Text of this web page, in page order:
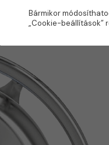
Bármikor
„Cookie-beállítások”